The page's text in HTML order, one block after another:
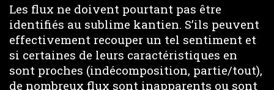
Les flux ne doivent pourtant pas être
identifiés au sublime kantien. S’ils peuvent
effectivement recouper un tel sentiment et
si certaines de leurs caractéristiques en
sont proches (indécomposition, partie/tout),
de nombreux flux sont inapparents ou sont